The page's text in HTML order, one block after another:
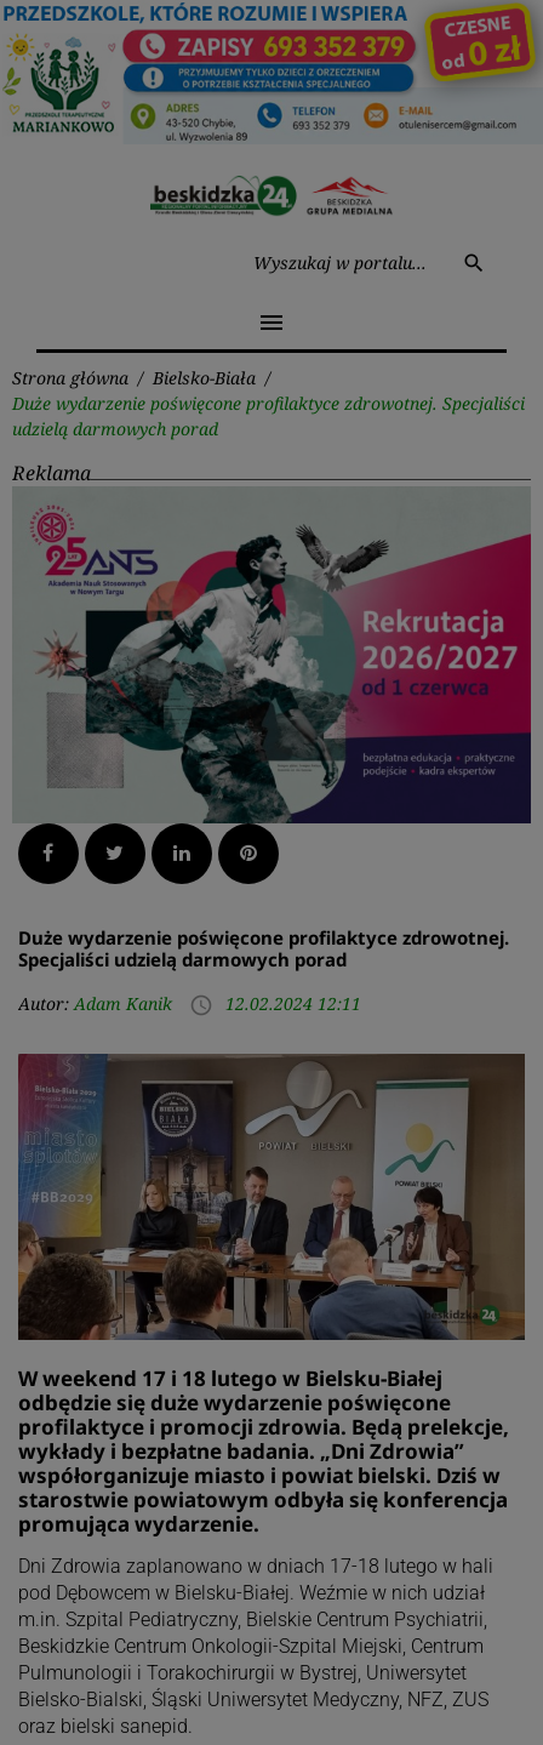
Przejdź
do
treści
search
menu
Strona główna / Bielsko-Biała /
Duże wydarzenie poświęcone profilaktyce zdrowotnej. Specjaliści
udzielą darmowych porad
Reklama
Facebook Twitter LinkedInPinterest
Duże wydarzenie poświęcone profilaktyce zdrowotnej.
Specjaliści udzielą darmowych porad
Autor:Adam Kanik access_time 12.02.2024 12:11
W weekend 17 i 18 lutego w Bielsku-Białej
odbędzie się duże wydarzenie poświęcone
profilaktyce i promocji zdrowia. Będą prelekcje,
wykłady i bezpłatne badania. „Dni Zdrowia”
współorganizuje miasto i powiat bielski. Dziś w
starostwie powiatowym odbyła się konferencja
promująca wydarzenie.
Dni Zdrowia zaplanowano w dniach 17-18 lutego w hali
pod Dębowcem w Bielsku-Białej. Weźmie w nich udział
m.in. Szpital Pediatryczny, Bielskie Centrum Psychiatrii,
Beskidzkie Centrum Onkologii-Szpital Miejski, Centrum
Pulmunologii i Torakochirurgii w Bystrej, Uniwersytet
Bielsko-Bialski, Śląski Uniwersytet Medyczny, NFZ, ZUS
oraz bielski sanepid.